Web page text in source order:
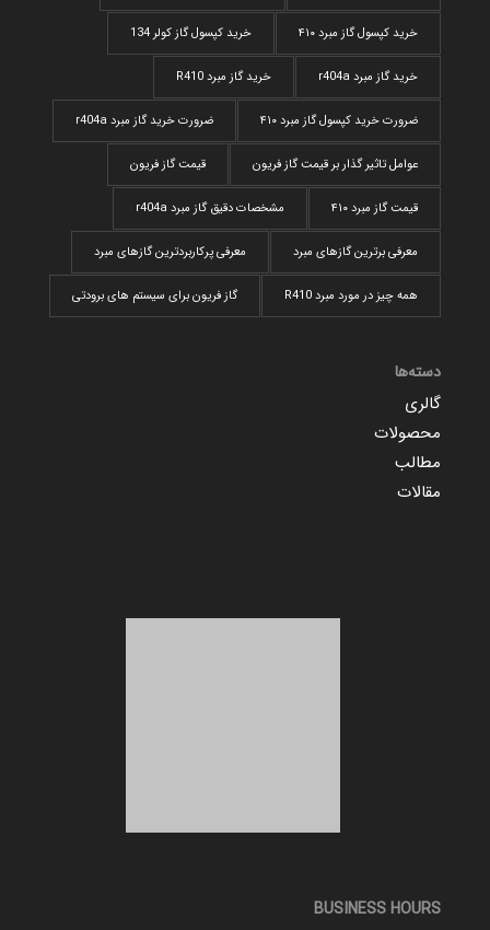
خرید کپسول گاز مبرد ۴۱۰ خرید کپسول گاز کولر 134
خرید گاز مبرد r404a خرید گاز مبرد R410
ضرورت خرید کپسول گاز مبرد ۴۱۰ ضرورت خرید گاز مبرد r404a
عوامل تاثیر گذار بر قیمت گاز فریون قیمت گاز فریون
قیمت گاز مبرد ۴۱۰ مشخصات دقیق گاز مبرد r404a
معرفی برترین گازهای مبرد معرفی پرکاربردترین گاز‌های مبرد
همه چیز در مورد مبرد R410 گاز فریون برای سیستم های برودتی
دسته‌ها
گالری
محصولات
مطالب
مقالات
BUSINESS HOURS